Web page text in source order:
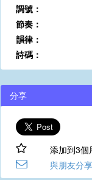
調號：
節奏：
韻律：
詩碼：
分享
添加到3個
與朋友分享